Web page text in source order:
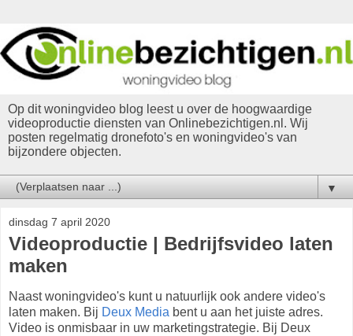
Op dit woningvideo blog leest u over de hoogwaardige
videoproductie diensten van Onlinebezichtigen.nl. Wij
posten regelmatig dronefoto's en woningvideo's van
bijzondere objecten.
▼
dinsdag 7 april 2020
Videoproductie | Bedrijfsvideo laten
maken
Naast woningvideo's kunt u natuurlijk ook andere video's
laten maken. Bij Deux Media bent u aan het juiste adres.
Video is onmisbaar in uw marketingstrategie. Bij Deux